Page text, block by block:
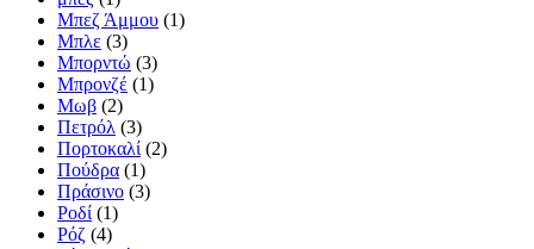
Μπεζ Άμμου (1)
Μπλε (3)
Μπορντώ (3)
Μπρονζέ (1)
Μωβ (2)
Πετρόλ (3)
Πορτοκαλί (2)
Πούδρα (1)
Πράσινο (3)
Ροδί (1)
Ρόζ (4)